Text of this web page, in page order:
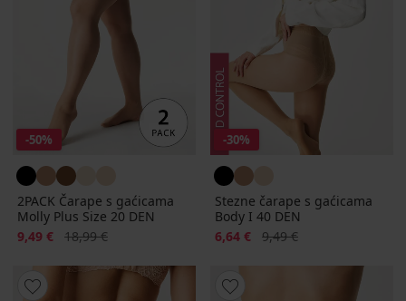
-50%
2PACK Čarape s gaćicama
Molly Plus Size 20 DEN
Popust
9,49 € Prvobitna cijena
18,99 €
-30%
Stezne čarape s gaćicama
Body I 40 DEN
Popust
6,64 € Prvobitna cijena
9,49 €